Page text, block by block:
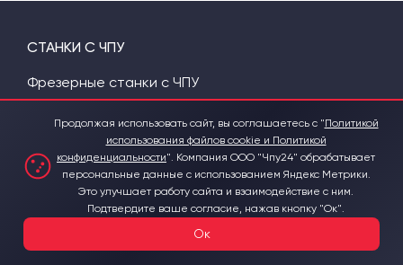
СТАНКИ С ЧПУ
Фрезерные станки с ЧПУ
Лазерные станки с ЧПУ
Лазерные станки для резки
металла с ЧПУ
УФ-Принтеры
Аппараты сварки пластика
Продолжая использовать сайт, вы соглашаетесь с "Политикой
использования файлов cookie и Политикой
конфиденциальности". Компания ООО "Чпу24" обрабатывает
персональные данные с использованием Яндекс Метрики.
Это улучшает работу сайта и взаимодействие с ним.
Подтвердите ваше согласие, нажав кнопку "Ок".
Ок